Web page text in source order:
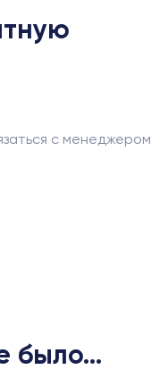
с менеджером
было...